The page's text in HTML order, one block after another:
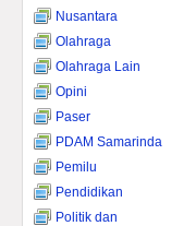
Nusantara
Olahraga
Olahraga Lain
Opini
Paser
PDAM Samarinda
Pemilu
Pendidikan
Politik dan